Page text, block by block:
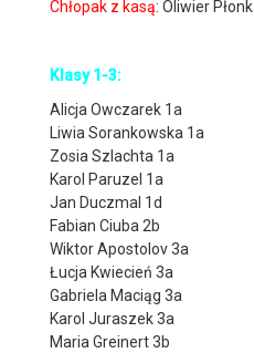
Chłopak z kasą: Oliwier
Klasy 1-3:
Alicja Owczarek 1a
Liwia Sorankowska 1a
Zosia Szlachta 1a
Karol Paruzel 1a
Jan Duczmal 1d
Fabian Ciuba 2b
Wiktor Apostolov 3a
Łucja Kwiecień 3a
Gabriela Maciąg 3a
Karol Juraszek 3a
Maria Greinert 3b